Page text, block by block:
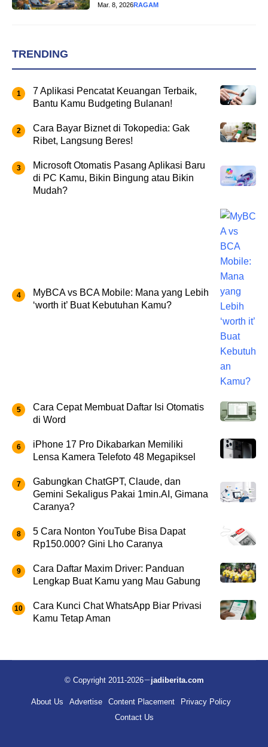
Mar. 8, 2026RAGAM
TRENDING
7 Aplikasi Pencatat Keuangan Terbaik,
Bantu Kamu Budgeting Bulanan!
Cara Bayar Biznet di Tokopedia: Gak
Ribet, Langsung Beres!
Microsoft Otomatis Pasang Aplikasi Baru
di PC Kamu, Bikin Bingung atau Bikin
Mudah?
MyBCA vs BCA Mobile: Mana yang Lebih
‘worth it’ Buat Kebutuhan Kamu?
Cara Cepat Membuat Daftar Isi Otomatis
di Word
iPhone 17 Pro Dikabarkan Memiliki
Lensa Kamera Telefoto 48 Megapiksel
Gabungkan ChatGPT, Claude, dan
Gemini Sekaligus Pakai 1min.AI, Gimana
Caranya?
5 Cara Nonton YouTube Bisa Dapat
Rp150.000? Gini Lho Caranya
Cara Daftar Maxim Driver: Panduan
Lengkap Buat Kamu yang Mau Gabung
Cara Kunci Chat WhatsApp Biar Privasi
Kamu Tetap Aman
© Copyright 2011-2026 jadiberita.com
About Us Advertise Content Placement
Privacy Policy
Contact Us